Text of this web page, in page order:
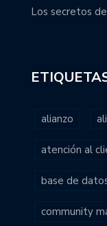
Los secretos
alianzo
atención al
base de
community